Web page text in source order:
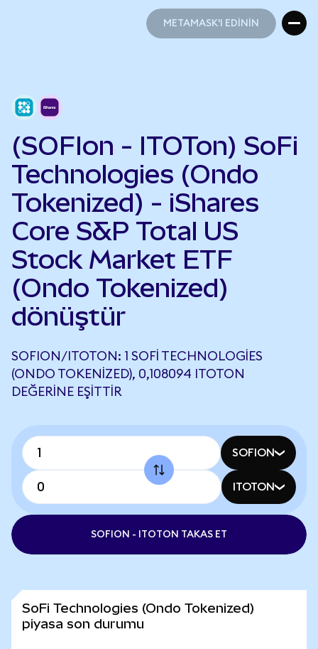
METAMASK'I EDİNİN
(SOFIon - ITOTon) SoFi
Technologies (Ondo
Tokenized) - iShares
Core S&P Total US
Stock Market ETF
(Ondo Tokenized)
dönüştür
SOFION/ITOTON: 1 SOFI TECHNOLOGIES
(ONDO TOKENIZED), 0,108094 ITOTON
DEĞERINE EŞITTIR
SOFION
ITOTON
SOFION - ITOTON TAKAS ET
SoFi Technologies (Ondo Tokenized)
piyasa son durumu